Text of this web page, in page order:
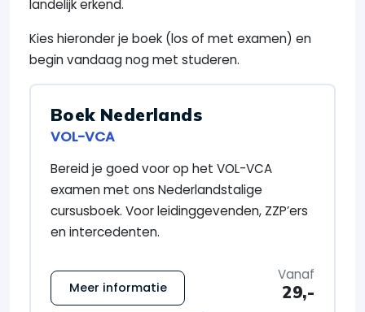
landelijk erkend.
Kies hieronder je boek (los of met examen) en
begin vandaag nog met studeren.
Boek Nederlands
VOL-VCA
Bereid je goed voor op het VOL-VCA
examen met ons Nederlandstalige
cursusboek. Voor leidinggevenden, ZZP’ers
en intercedenten.
Meer informatie
Vanaf
29,-